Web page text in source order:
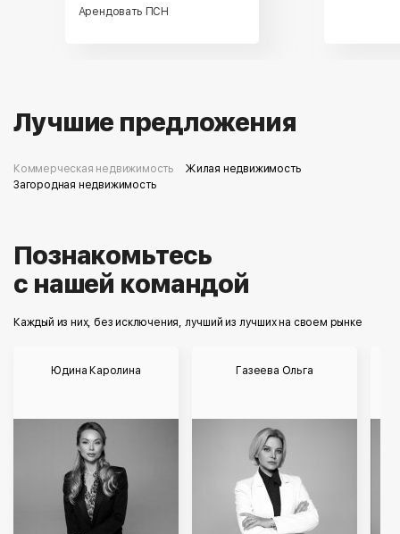
Арендовать ПСН
Лучшие предложения
Коммерческая недвижимость
Жилая недвижимость
Загородная недвижимость
Познакомьтесь
Каждый из них, без исключения, лучший из лучших на своем рынке
Юдина Каролина Газеева Ольга